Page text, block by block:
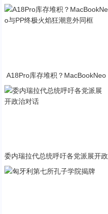
A18Pro库存堆积？MacBookNeo
委内瑞拉代总统呼吁各党派展开政
治对话